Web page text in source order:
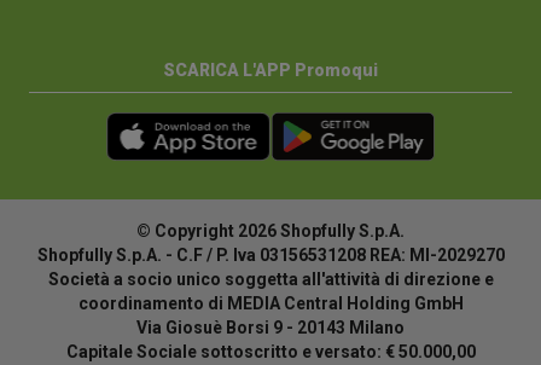
SCARICA L'APP Promoqui
© Copyright 2026 Shopfully S.p.A.
Shopfully S.p.A. - C.F / P. Iva 03156531208 REA: MI-2029270
Società a socio unico soggetta all'attività di direzione e
coordinamento di MEDIA Central Holding GmbH
Via Giosuè Borsi 9 - 20143 Milano
Capitale Sociale sottoscritto e versato: € 50.000,00